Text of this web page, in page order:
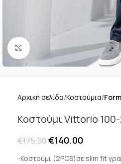
Κλικ για μεγέθυνση
Αρχική σελίδα Κοστούμια
Κοστούμι Vittorio
€175.00€140.00
-Κοστούμι (2PCS)σε slim fit